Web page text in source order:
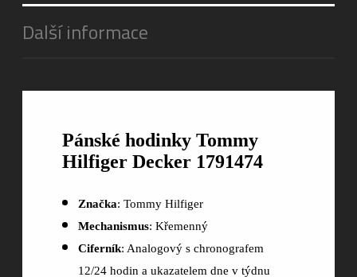
Další informace
Pánské hodinky Tommy
Hilfiger Decker 1791474
Značka: Tommy Hilfiger
Mechanismus: Křemenný
Ciferník: Analogový s chronografem
12/24 hodin a ukazatelem dne v týdnu